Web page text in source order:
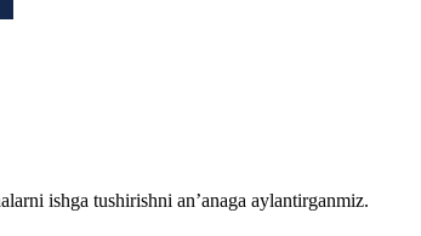
ishga tushirishni an’anaga aylantirganmiz.